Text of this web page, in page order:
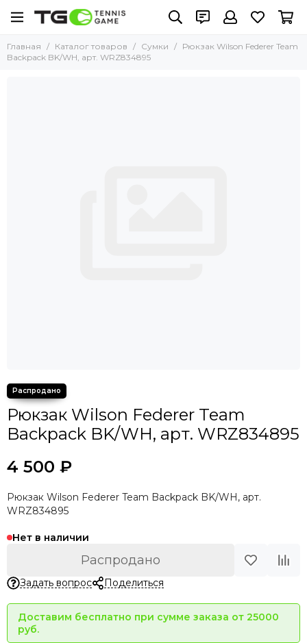
Главная Каталог товаров Сумки
Рюкзак Wilson Federer Team
Backpack BK/WH, арт. WRZ834895
Рюкзак Wilson Federer Team
Backpack BK/WH, арт. WRZ834895
4 500 ₽
Рюкзак Wilson Federer Team Backpack BK/WH, арт.
WRZ834895
Нет в наличии
Распродано
Задать вопрос Поделиться
Доставим бесплатно при сумме заказа от 25000
руб.